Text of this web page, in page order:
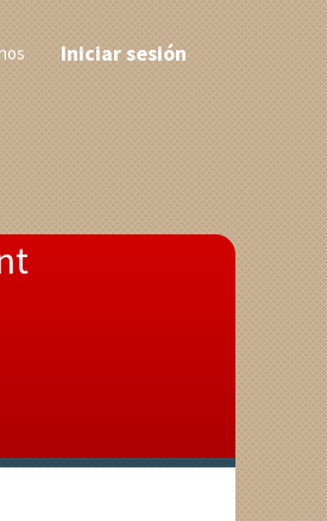
Iniciar sesión